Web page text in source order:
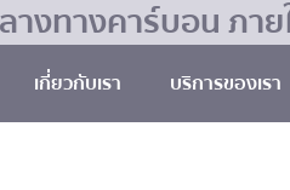
างทางคาร์บอน ภา
เกี่ยวกับเรา บริการของเรา